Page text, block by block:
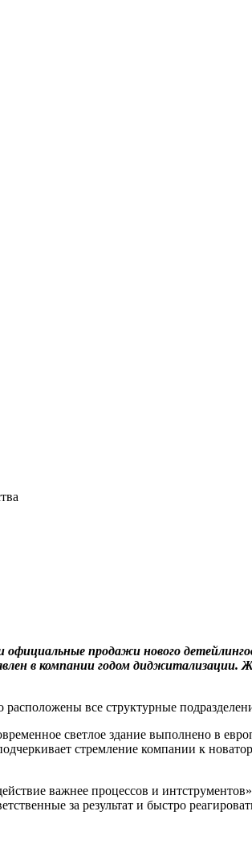
продажи нового
в компании годом диджитализации.
расположены все структурные
светлое здание выполнено в
стремление компании к
важнее процессов и
за результат и быстро